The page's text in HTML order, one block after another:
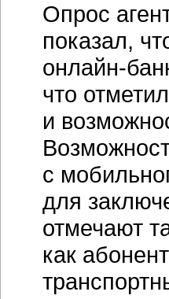
Опрос
показал,
онлайн-
что
и
с
для
отмечают
как